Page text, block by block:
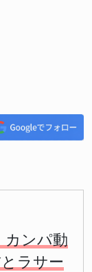
カンパ動
ラサー